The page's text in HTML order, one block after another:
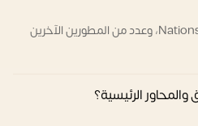
ماونتن فيو، بالم هيلز، Nations Of Sky، وعدد من المطورين الآخرين
الرئيسية؟